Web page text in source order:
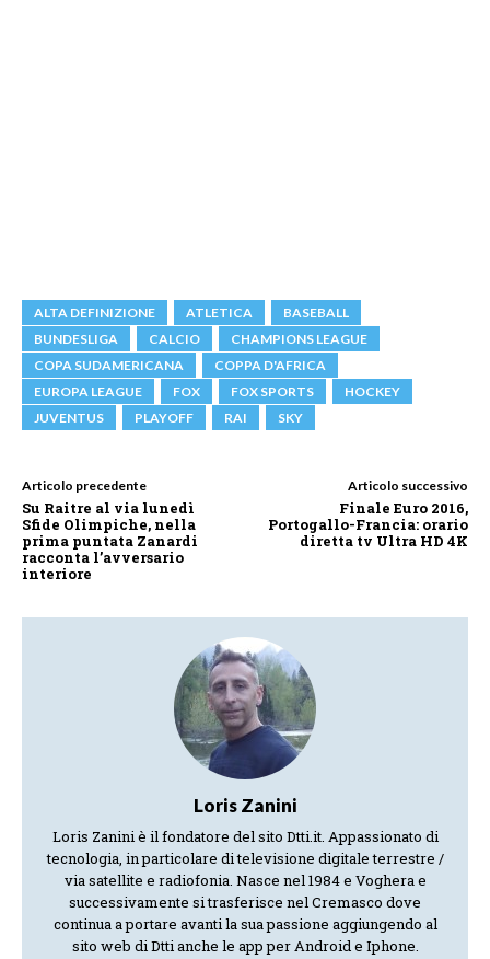
ALTA DEFINIZIONE ATLETICA
BASEBALL
BUNDESLIGA
CALCIO
CHAMPIONS LEAGUE
COPA SUDAMERICANA
COPPA D'AFRICA
EUROPA LEAGUE
FOX FOX SPORTS
HOCKEY
JUVENTUS
PLAYOFF RAI SKY
Articolo precedente
Su Raitre al via lunedì
Sfide Olimpiche, nella
prima puntata Zanardi
racconta l’avversario
interiore
Articolo successivo
Finale Euro 2016,
Portogallo-Francia: orario
diretta tv Ultra HD 4K
Loris Zanini
Loris Zanini è il fondatore del sito Dtti.it. Appassionato di
tecnologia, in particolare di televisione digitale terrestre /
via satellite e radiofonia. Nasce nel 1984 e Voghera e
successivamente si trasferisce nel Cremasco dove
continua a portare avanti la sua passione aggiungendo al
sito web di Dtti anche le app per Android e Iphone.